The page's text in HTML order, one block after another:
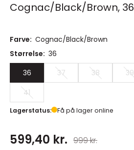
Cognac/Black/Brown, 36
Farve: Cognac/Black/Brown
Størrelse: 36
36
37 38 39
41
Lagerstatus: Få på lager online
599,40 kr. 999 kr.